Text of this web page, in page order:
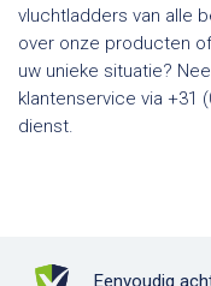
vluchtladders van alle
over onze producten
uw unieke situatie?
klantenservice via +31
dienst.
Eenvoudig